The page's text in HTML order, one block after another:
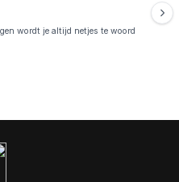
wordt je altijd netjes te woord